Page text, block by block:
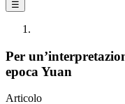
☰
Per
epoca Yuan
Articolo